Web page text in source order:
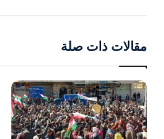
مقالات ذات صلة